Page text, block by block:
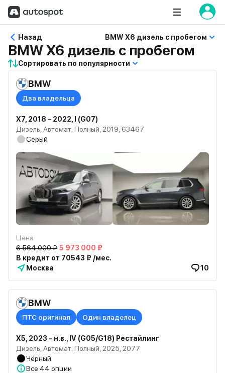
Назад BMW X6 дизель с пробегом
BMW X6 дизель с пробегом
Сортировать по популярности
BMW
Два владельца
X7, 2018 – 2022, I (G07)
Дизель, Автомат, Полный, 2019, 63467
Серый
Цена
6 564 000 ₽ 5 973 000 ₽
В кредит от 70543 ₽ /мес.
Москва
10
BMW
ПТС оригинал Один владелец
X5, 2023 – н.в., IV (G05/G18) Рестайлинг
Дизель, Автомат, Полный, 2025, 2077
Чёрный
Все 44 опции